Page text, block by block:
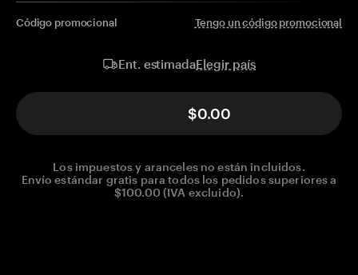
Código promocional Tengo un código promocional
Ent. estimadaElegir país
$0.00
Los impuestos y aranceles no están incluidos.
Envío estándar gratis para todos los pedidos superiores a
$100.00 (IVA excluido).